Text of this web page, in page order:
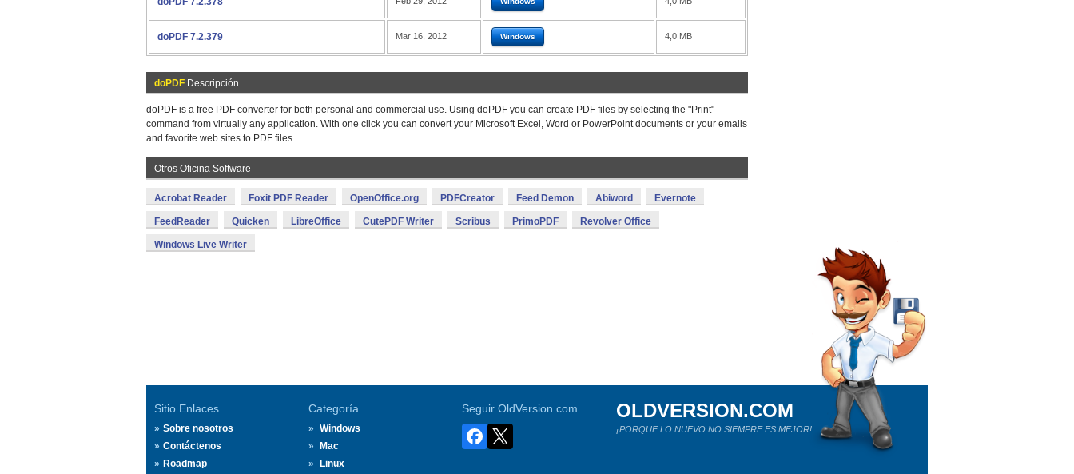
doPDF 7.2.379 Mar 16, 2012 Windows 4,0 MB
doPDF Descripción
doPDF is a free PDF converter for both personal and commercial use. Using doPDF you can create PDF files by selecting the "Print"
command from virtually any application. With one click you can convert your Microsoft Excel, Word or PowerPoint documents or your emails
and favorite web sites to PDF files.
Otros Oficina Software
Acrobat Reader Foxit PDF Reader OpenOffice.org PDFCreator Feed Demon Abiword Evernote
FeedReader Quicken LibreOffice CutePDF Writer Scribus PrimoPDF Revolver Office
Windows Live Writer
Sitio Enlaces
Sobre nosotros
Contáctenos
Roadmap
Categoría
Windows
Mac
Linux
Seguir OldVersion.com OLDVERSION.COM
¡PORQUE LO NUEVO NO SIEMPRE ES MEJOR!